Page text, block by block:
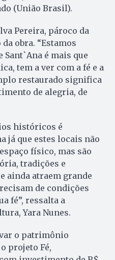
(União Brasil).
Pereira, pároco da
obra. “Estamos
Sant`Ana é mais que
tem a ver com a fé e a
restaurado significa
de alegria, de
históricos é
já que estes locais não
físico, mas são
tradições e
ainda atraem grande
de condições
fé”, ressalta a
Yara Nunes.
o patrimônio
projeto Fé,